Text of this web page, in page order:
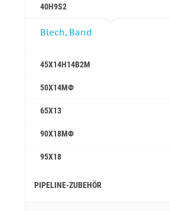
40H9S2
Blech, Band
45Х14Н14В2М
50Х14МФ
65Х13
90Х18МФ
95Х18
PIPELINE-ZUBEHÖR